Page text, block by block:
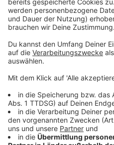
28. Juli:Das Fortuna-
Stadion" umbenannt.
August
10.–13. August:
29. August:Eröffnung
der Freien
September
1. September:
Unterrath.